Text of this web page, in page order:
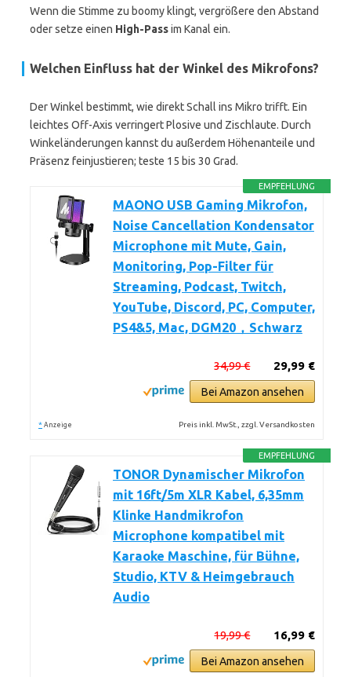
Wenn die Stimme zu boomy klingt, vergrößere den Abstand
oder setze einen High-Passim Kanal ein.
Welchen Einfluss hat der Winkel des Mikrofons?
Der Winkel bestimmt, wie direkt Schall ins Mikro trifft. Ein
leichtes Off-Axis verringert Plosive und Zischlaute. Durch
Winkeländerungen kannst du außerdem Höhenanteile und
Präsenz feinjustieren; teste 15 bis 30 Grad.
EMPFEHLUNG
MAONO USB Gaming Mikrofon,
Noise Cancellation Kondensator
Microphone mit Mute, Gain,
Monitoring, Pop-Filter für
Streaming, Podcast, Twitch,
YouTube, Discord, PC, Computer,
PS4&5, Mac, DGM20，Schwarz
29,99 €
34,99 €
Bei Amazon ansehen
* Anzeige Preis inkl. MwSt., zzgl. Versandkosten
EMPFEHLUNG
TONOR Dynamischer Mikrofon
mit 16ft/5m XLR Kabel, 6,35mm
Klinke Handmikrofon
Microphone kompatibel mit
Karaoke Maschine, für Bühne,
Studio, KTV & Heimgebrauch
Audio
16,99 €
19,99 €
Bei Amazon ansehen